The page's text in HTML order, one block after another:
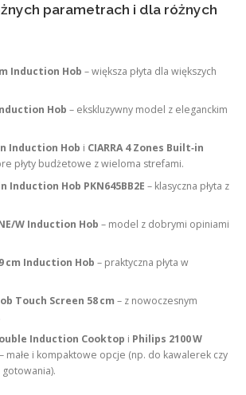
parametrach i dla różnych
Induction Hob – większa płyta dla większych
Hob – ekskluzywny model z eleganckim
Induction Hob i CIARRA 4 Zones Built‑in
płyty budżetowe z wieloma strefami.
Induction Hob PKN645BB2E – klasyczna płyta z
W Induction Hob – model z dobrymi opiniami
cm Induction Hob – praktyczna płyta w
Touch Screen 58 cm – z nowoczesnym
Induction Cooktop i Philips 2100 W
– małe i kompaktowe opcje (np. do kawalerek czy